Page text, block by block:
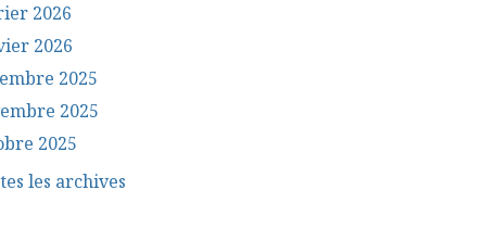
2026
2026
2025
2025
2025
les archives